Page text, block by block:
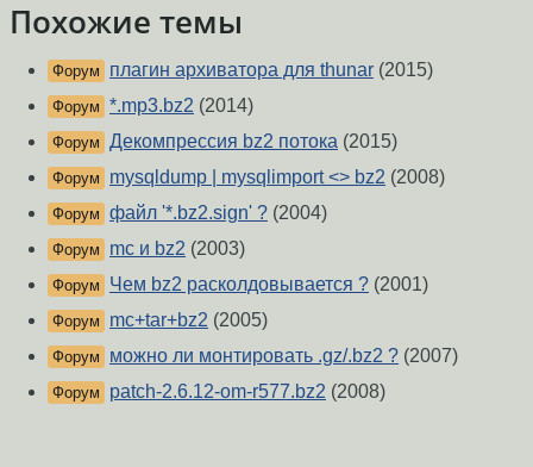
Похожие темы
Форум плагин архиватора для thunar (2015)
Форум *.mp3.bz2 (2014)
Форум Декомпрессия bz2 потока (2015)
Форум mysqldump | mysqlimport <> bz2 (2008)
Форум файл '*.bz2.sign' ? (2004)
Форум mc и bz2 (2003)
Форум Чем bz2 расколдовывается ? (2001)
Форум mc+tar+bz2 (2005)
Форум можно ли монтировать .gz/.bz2 ? (2007)
Форум patch-2.6.12-om-r577.bz2 (2008)